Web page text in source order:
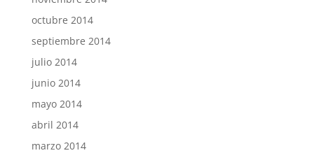
octubre 2014
septiembre 2014
julio 2014
junio 2014
mayo 2014
abril 2014
marzo 2014